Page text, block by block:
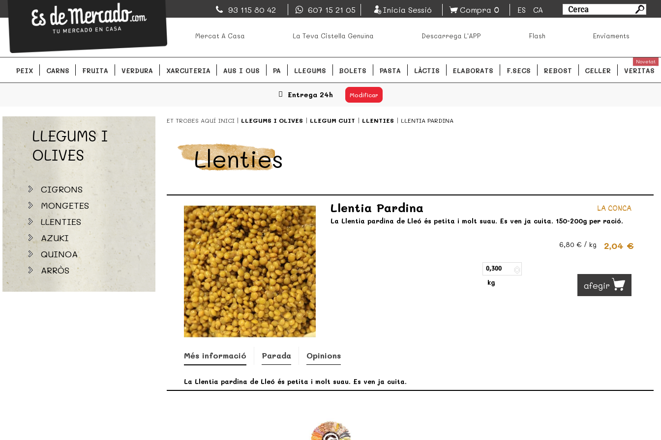
EsDeMercado.com
EsDeMercado.com te lleva a casa los mejores productos de los mejores mercados de
Barcelona y de productores locales.
EsDeMercado.com
Barcelona y de productores locales.
93 115 80 42 607 15 21 05 Inicia Sessió Compra 0 ES CA
Mercat A Casa La Teva Cistella Genuïna Descarrega L'APP Flash Enviaments
PEIX CARNS FRUITA VERDURA XARCUTERIA AUS I OUS PA LLEGUMS BOLETS PASTA LÀCTIS ELABORATS F.SECS REBOST CELLER VERITAS
Novetat
Entrega 24h Modificar
LLEGUMS I
OLIVES
CIGRONS
MONGETES
LLENTIES
AZUKI
QUINOA
ARRÒS
ET TROBES AQUÍ INICI LLEGUMS I OLIVES LLEGUM CUIT LLENTIES LLENTIA PARDINA
Llenties
LA CONCA
Llentia Pardina
La Llentia pardina de Lleó és petita i molt suau. Es ven ja cuita. 150-200g per ració.
2,04 €
6,80 € / kg
kg afegir
Més informació Parada Opinions
La Llentia pardina de Lleó és petita i molt suau. Es ven ja cuita.